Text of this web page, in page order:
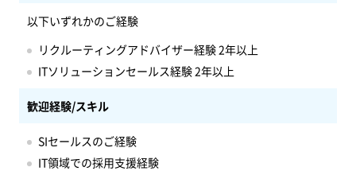
以下いずれかのご経験
リクルーティングアドバイザー経験 2年以上
ITソリューションセールス経験 2年以上
歓迎経験/スキル
SIセールスのご経験
IT領域での採用支援経験